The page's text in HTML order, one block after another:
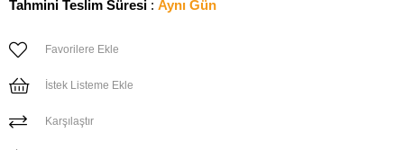
Tahmini Teslim Süresi : Aynı Gün
Favorilere Ekle
İstek Listeme Ekle
Karşılaştır